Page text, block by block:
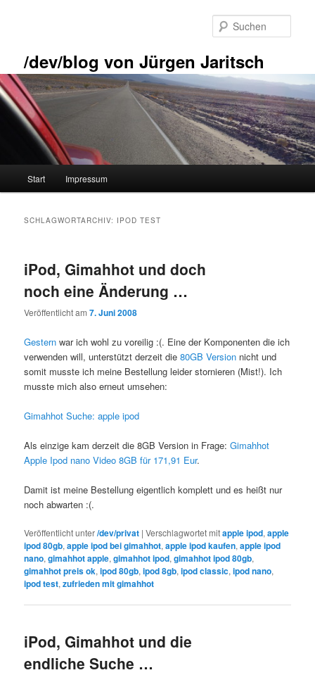
/dev/blog von Jürgen Jaritsch
Start Impressum
SCHLAGWORTARCHIV: IPOD TEST
iPod, Gimahhot und doch
noch eine Änderung …
Veröffentlicht am7. Juni 2008
Gestern war ich wohl zu voreilig :(. Eine der Komponenten die ich
verwenden will, unterstützt derzeit die80GB Version nicht und
somit musste ich meine Bestellung leider stornieren (Mist!). Ich
musste mich also erneut umsehen:
Gimahhot Suche: apple ipod
Als einzige kam derzeit die 8GB Version in Frage:Gimahhot
Apple Ipod nano Video 8GB für 171,91 Eur.
Damit ist meine Bestellung eigentlich komplett und es heißt nur
noch abwarten :(.
Veröffentlicht unter/dev/privat |Verschlagwortet mitapple ipod,apple
ipod 80gb,apple ipod bei gimahhot,apple ipod kaufen,apple ipod
nano,gimahhot apple,gimahhot ipod,gimahhot ipod 80gb,
gimahhot preis ok,ipod 80gb,ipod 8gb,ipod classic,ipod nano,
ipod test,zufrieden mit gimahhot
iPod, Gimahhot und die
endliche Suche …